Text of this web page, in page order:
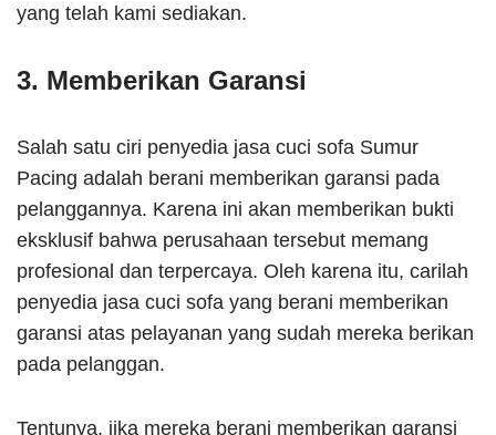
yang telah kami sediakan.
3. Memberikan Garansi
Salah satu ciri penyedia jasa cuci sofa Sumur
Pacing adalah berani memberikan garansi pada
pelanggannya. Karena ini akan memberikan bukti
eksklusif bahwa perusahaan tersebut memang
profesional dan terpercaya. Oleh karena itu, carilah
penyedia jasa cuci sofa yang berani memberikan
garansi atas pelayanan yang sudah mereka berikan
pada pelanggan.
Tentunya, jika mereka berani memberikan garansi